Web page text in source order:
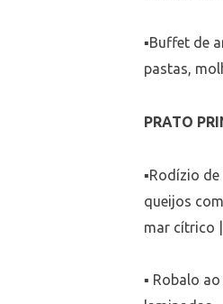
▪Buffet de
pastas,
PRATO
▪Rodízio
queijos
mar cítrico
▪ Robalo